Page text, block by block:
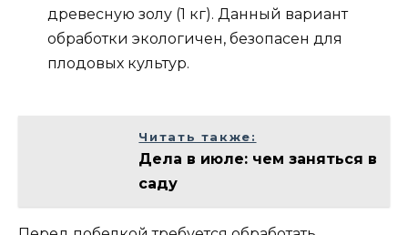
древесную золу (1 кг). Данный вариант
обработки экологичен, безопасен для
плодовых культур.
Читать также:
Дела в июле: чем заняться в
саду